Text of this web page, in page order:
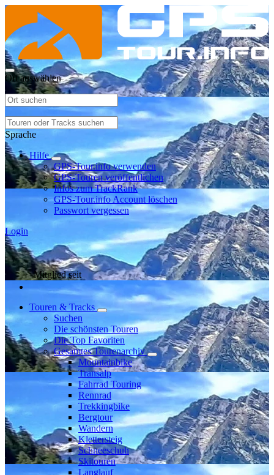
Ort auswählen
Sprache
Hilfe
GPS-Tour.info verwenden
GPS-Touren veröffentlichen
Infos zum TrackRank
GPS-Tour.info Account löschen
Passwort vergessen
Login
Mitglied seit
Touren & Tracks
Suchen
Die schönsten Touren
Die Top Favoriten
Gesamtes Tourenarchiv
Mountainbike
Transalp
Fahrrad Touring
Rennrad
Trekkingbike
Bergtour
Wandern
Klettersteig
Schneeschuh
Skitouren
Langlauf